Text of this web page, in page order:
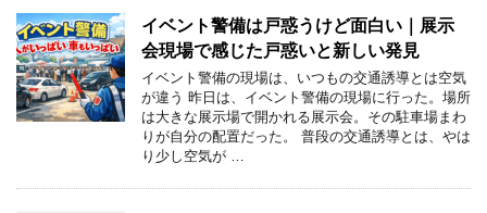
イベント警備は戸惑うけど面白い｜展示
会現場で感じた戸惑いと新しい発見
イベント警備の現場は、いつもの交通誘導とは空気
が違う 昨日は、イベント警備の現場に行った。場所
は大きな展示場で開かれる展示会。その駐車場まわ
りが自分の配置だった。 普段の交通誘導とは、やは
り少し空気が …